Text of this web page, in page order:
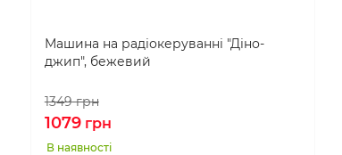
Машина на радіокеруванні "Діно-
джип", бежевий
1349грн
1079грн
В наявності